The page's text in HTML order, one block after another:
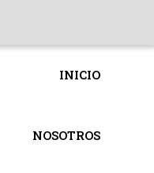
INICIO
NOSOTROS